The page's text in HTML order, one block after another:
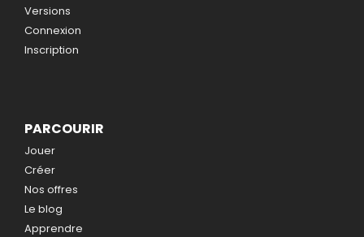
Versions
Connexion
Inscription
PARCOURIR
Jouer
Créer
Nos offres
Le blog
Apprendre